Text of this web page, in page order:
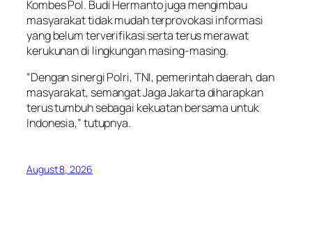
Kombes Pol. Budi Hermanto juga mengimbau
masyarakat tidak mudah terprovokasi informasi
yang belum terverifikasi serta terus merawat
kerukunan di lingkungan masing-masing.
“Dengan sinergi Polri, TNI, pemerintah daerah, dan
masyarakat, semangat Jaga Jakarta diharapkan
terus tumbuh sebagai kekuatan bersama untuk
Indonesia,” tutupnya.
August 8, 2026